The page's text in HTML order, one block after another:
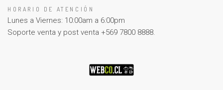
HORARIO DE ATENCIÓN
Lunes a Viernes: 10:00am a 6:00pm
Soporte venta y post venta +569 7800 8888.